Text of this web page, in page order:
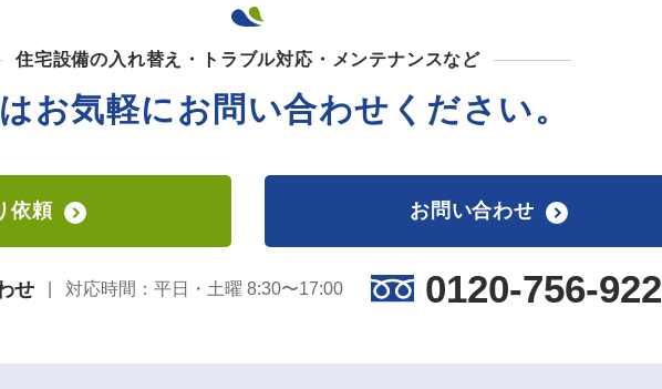
住宅設備の入れ替え・トラブル対応・メンテナンスなど
お気軽にお問い合わせください。
依頼 お問い合わせ
せ 対応時間：平日・土曜 8:30〜17:00 0120-756-922